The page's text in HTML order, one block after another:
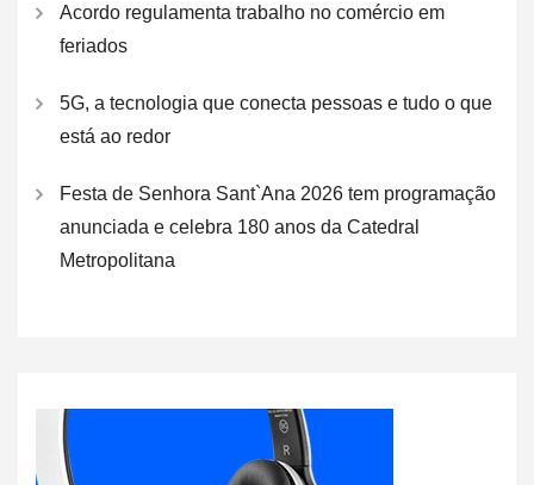
Acordo regulamenta trabalho no comércio em
feriados
5G, a tecnologia que conecta pessoas e tudo o que
está ao redor
Festa de Senhora Sant`Ana 2026 tem programação
anunciada e celebra 180 anos da Catedral
Metropolitana